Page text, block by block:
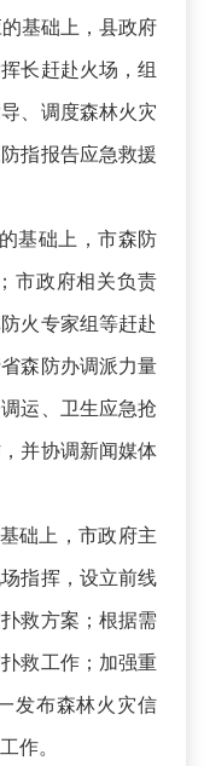
基础上，县政府
长赶赴火场，组
、调度森林火灾
指报告应急救援
基础上，市森防
市政府相关负责
火专家组等赶赴
森防办调派力量
运、卫生应急抢
并协调新闻媒体
础上，市政府主
指挥，设立前线
救方案；根据需
救工作；加强重
发布森林火灾信
作。